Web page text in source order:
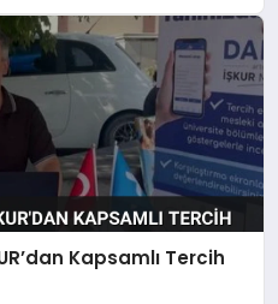
Kapsamlı Tercih